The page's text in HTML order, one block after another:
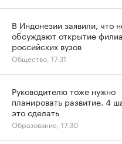
В Индонезии заявили, что
обсуждают открытие
российских вузов
Общество, 17:31
Руководителю тоже нужно
планировать развитие. 4
это сделать
Образование, 17:30